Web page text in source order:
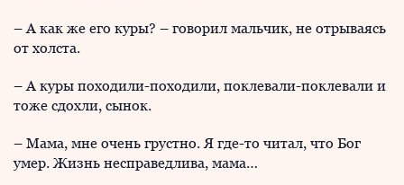
– А как же его куры? – говорил мальчик, не отрываясь
от холста.
– А куры походили-походили, поклевали-поклевали и
тоже сдохли, сынок.
– Мама, мне очень грустно. Я где-то читал, что Бог
умер. Жизнь несправедлива, мама…